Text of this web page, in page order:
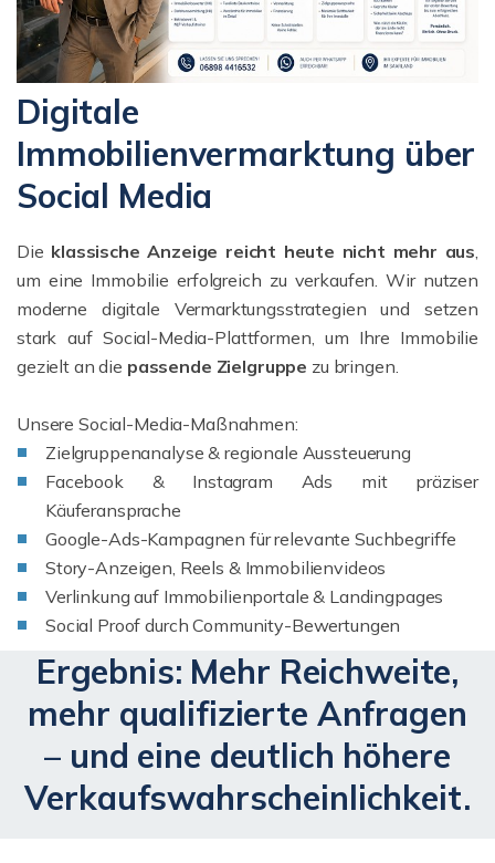
Digitale
Immobilienvermarktung über
Social Media
Die klassische Anzeige reicht heute nicht mehr aus,
um eine Immobilie erfolgreich zu verkaufen. Wir nutzen
moderne digitale Vermarktungsstrategien und setzen
stark auf Social-Media-Plattformen, um Ihre Immobilie
gezielt an die passende Zielgruppe zu bringen.
Unsere Social-Media-Maßnahmen:
Zielgruppenanalyse & regionale Aussteuerung
Facebook & Instagram Ads mit präziser
Käuferansprache
Google-Ads-Kampagnen für relevante Suchbegriffe
Story-Anzeigen, Reels & Immobilienvideos
Verlinkung auf Immobilienportale & Landingpages
Social Proof durch Community-Bewertungen
Ergebnis: Mehr Reichweite,
mehr qualifizierte Anfragen
– und eine deutlich höhere
Verkaufswahrscheinlichkeit.